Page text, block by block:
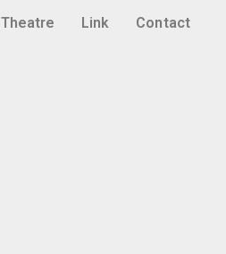
Theatre Link Contact